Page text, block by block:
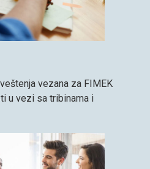
vezana za FIMEK
u vezi sa tribinama i